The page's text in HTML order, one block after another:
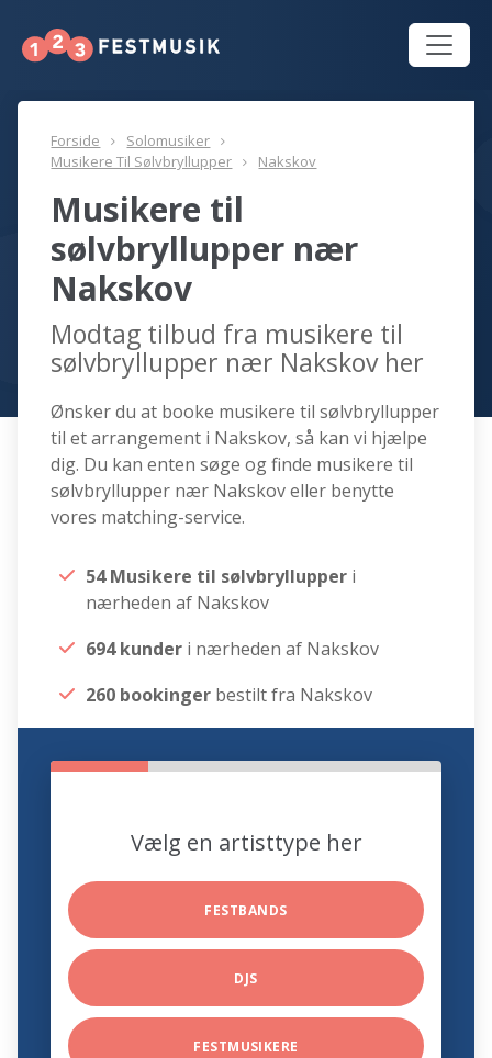
Forside
Solomusiker
Musikere Til Sølvbryllupper
Nakskov
Musikere til
sølvbryllupper nær
Nakskov
Modtag tilbud fra musikere til
sølvbryllupper nær Nakskov her
Ønsker du at booke musikere til sølvbryllupper
til et arrangement i Nakskov, så kan vi hjælpe
dig. Du kan enten søge og finde musikere til
sølvbryllupper nær Nakskov eller benytte
vores matching-service.
54 Musikere til sølvbryllupper i
nærheden af Nakskov
694 kunder i nærheden af Nakskov
260 bookinger bestilt fra Nakskov
Vælg en artisttype her
FESTBANDS
DJS
FESTMUSIKERE